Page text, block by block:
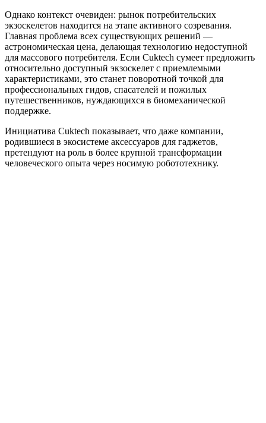
Однако контекст очевиден: рынок потребительских
экзоскелетов находится на этапе активного созревания.
Главная проблема всех существующих решений —
астрономическая цена, делающая технологию недоступной
для массового потребителя. Если Cuktech сумеет предложить
относительно доступный экзоскелет с приемлемыми
характеристиками, это станет поворотной точкой для
профессиональных гидов, спасателей и пожилых
путешественников, нуждающихся в биомеханической
поддержке.
Инициатива Cuktech показывает, что даже компании,
родившиеся в экосистеме аксессуаров для гаджетов,
претендуют на роль в более крупной трансформации
человеческого опыта через носимую робототехнику.